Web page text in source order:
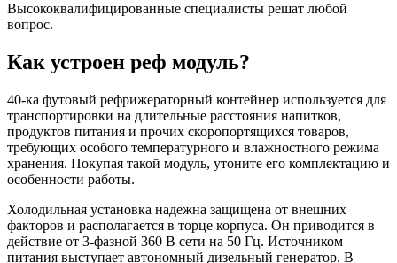
Высококвалифицированные специалисты решат любой
вопрос.
Как устроен реф модуль?
40-ка футовый рефрижераторный контейнер используется для
транспортировки на длительные расстояния напитков,
продуктов питания и прочих скоропортящихся товаров,
требующих особого температурного и влажностного режима
хранения. Покупая такой модуль, утоните его комплектацию и
особенности работы.
Холодильная установка надежна защищена от внешних
факторов и располагается в торце корпуса. Он приводится в
действие от 3-фазной 360 В сети на 50 Гц. Источником
питания выступает автономный дизельный генератор. В